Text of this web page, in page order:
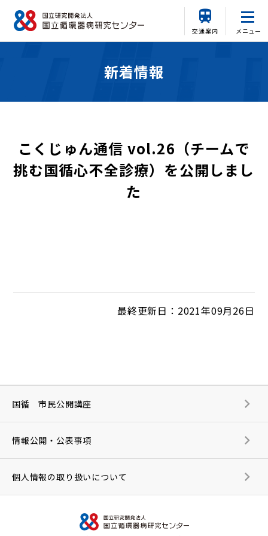
交通案内 メニュー
新着情報
こくじゅん通信 vol.26（チームで
挑む国循心不全診療）を公開しまし
た
最終更新日：2021年09月26日
国循 市民公開講座
情報公開・公表事項
個人情報の取り扱いについて